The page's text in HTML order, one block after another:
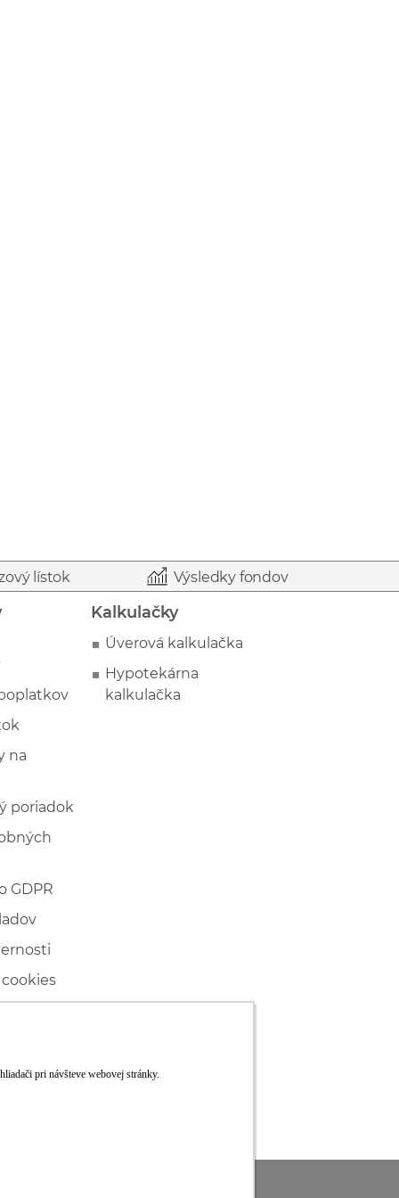
lístok Výsledky fondov
na
poriadok
GDPR
Kalkulačky
Úverová kalkulačka
Hypotekárna
kalkulačka